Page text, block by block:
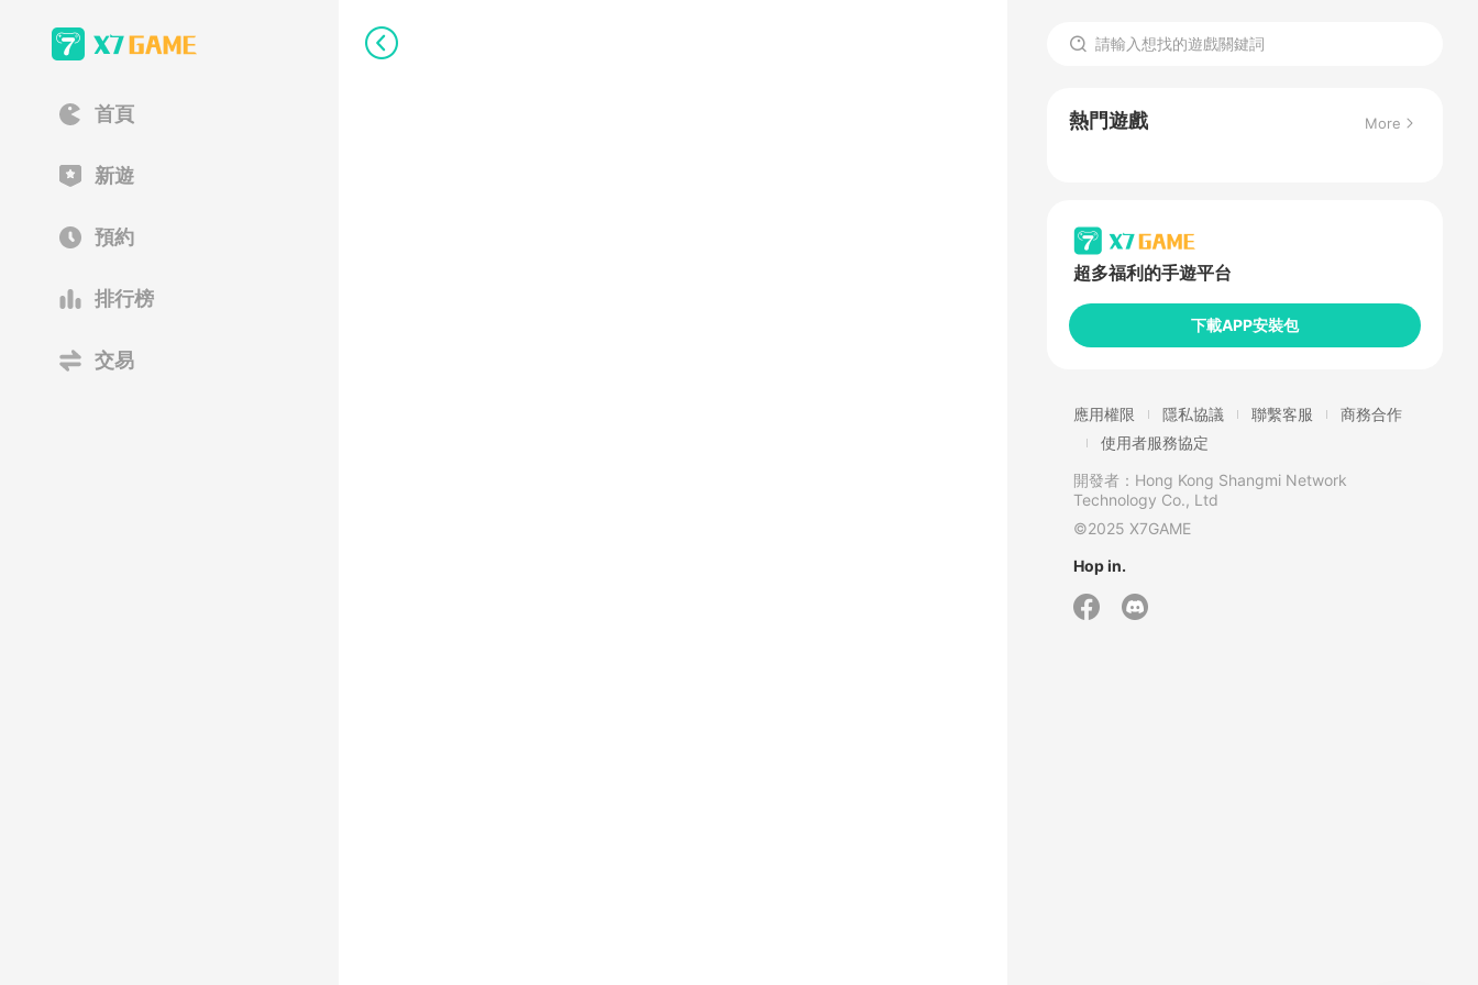
首頁
新遊
預約
排行榜
交易
熱門遊戲 More
超多福利的手遊平台
下載APP安裝包
應用權限 隱私協議 聯繫客服
商務合作
使用者服務協定
開發者：Hong Kong Shangmi Network
Technology Co., Ltd
©2025 X7GAME
Hop in.